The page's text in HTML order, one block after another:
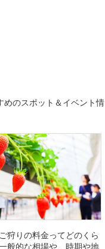
めのスポット＆イベント情
狩りの料金ってどのくら
般的な相場や、時期や地